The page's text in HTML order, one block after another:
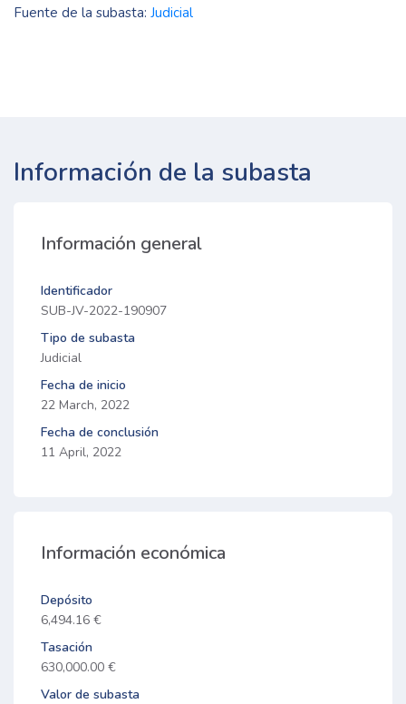
Fuente de la subasta: Judicial
Información de la subasta
Información general
Identificador
SUB-JV-2022-190907
Tipo de subasta
Judicial
Fecha de inicio
22 March, 2022
Fecha de conclusión
11 April, 2022
Información económica
Depósito
6,494.16 €
Tasación
630,000.00 €
Valor de subasta